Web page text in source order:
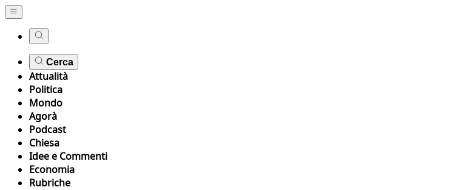
Cerca
Attualità
Politica
Mondo
Agorà
Podcast
Chiesa
Idee e Commenti
Economia
Rubriche